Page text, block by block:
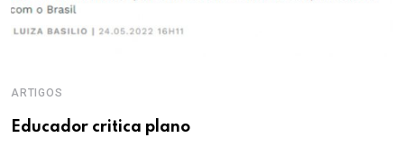
ARTIGOS
Educador critica plano